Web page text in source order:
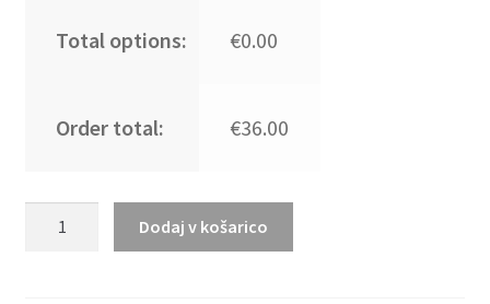
Total options: €0.00
Order total: €36.00
Dodaj v košarico